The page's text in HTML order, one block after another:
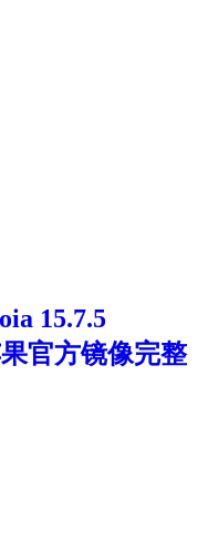
15.7.5
官方镜像完整